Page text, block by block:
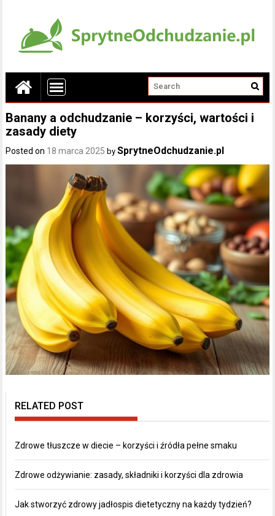
Banany a odchudzanie – korzyści, wartości i
zasady diety
Posted on 18 marca 2025 bySprytneOdchudzanie.pl
RELATED POST
Zdrowe tłuszcze w diecie – korzyści i źródła pełne smaku
Zdrowe odżywianie: zasady, składniki i korzyści dla zdrowia
Jak stworzyć zdrowy jadłospis dietetyczny na każdy tydzień?